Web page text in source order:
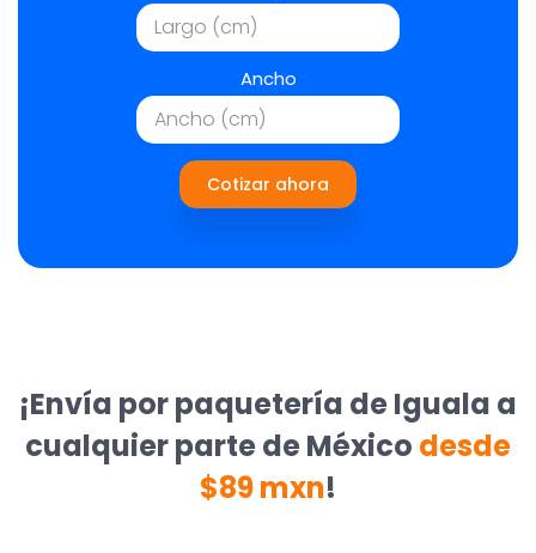
Ancho
Cotizar ahora
¡Envía por paquetería de Iguala a
cualquier parte de México desde
$89 mxn!